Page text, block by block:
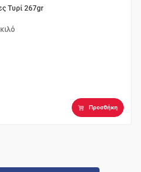
Τυρί 267gr
Προσθήκη